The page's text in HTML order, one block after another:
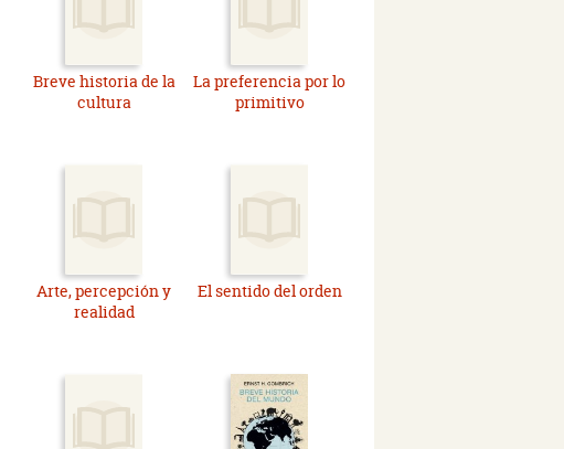
Breve historia de la
cultura
La preferencia por lo
primitivo
Arte, percepción y
realidad
El sentido del orden